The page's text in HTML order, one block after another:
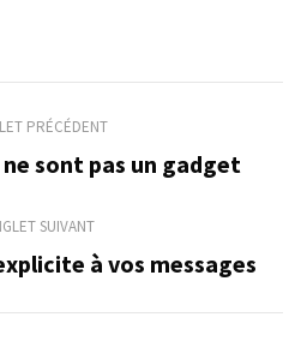
PRÉCÉDENT
Onglet
sont pas un gadget
SUIVANT
Ongletà vos messages